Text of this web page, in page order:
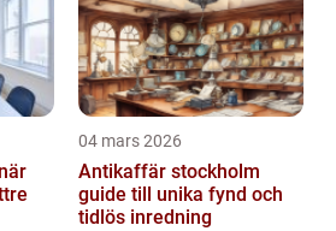
04 mars 2026
Antikaffär stockholm
guide till unika fynd och
tidlös inredning